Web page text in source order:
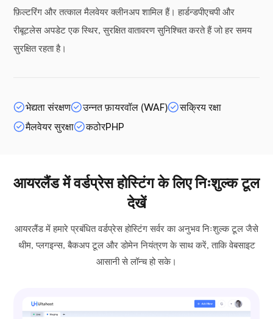
फ़िल्टरिंग और तत्काल मैलवेयर क्लीनअप शामिल हैं। हार्डन्डपीएचपी और
रीबूटलेस अपडेट एक स्थिर, सुरक्षित वातावरण सुनिश्चित करते हैं जो हर समय
सुरक्षित रहता है।
भेद्यता संरक्षण उन्नत फ़ायरवॉल (WAF)
सक्रिय रक्षा
मैलवेयर सुरक्षा
कठोरPHP
आयरलैंड में वर्डप्रेस होस्टिंग के लिए निःशुल्क टूल
देखें
आयरलैंड में हमारे प्रबंधित वर्डप्रेस होस्टिंग सर्वर का अनुभव निःशुल्क टूल जैसे
थीम, प्लगइन्स, बैकअप टूल और डोमेन नियंत्रण के साथ करें, ताकि वेबसाइट
आसानी से लॉन्च हो सके।